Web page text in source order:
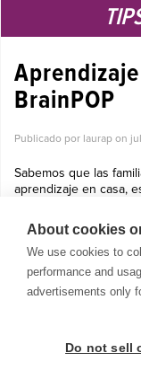
BrainPOP
Publicado por laurap on
Sabemos que las
aprendizaje en casa,
tambi...
Ver más »
About cookies
We use cookies to
performance and
advertisements only
Do not sell